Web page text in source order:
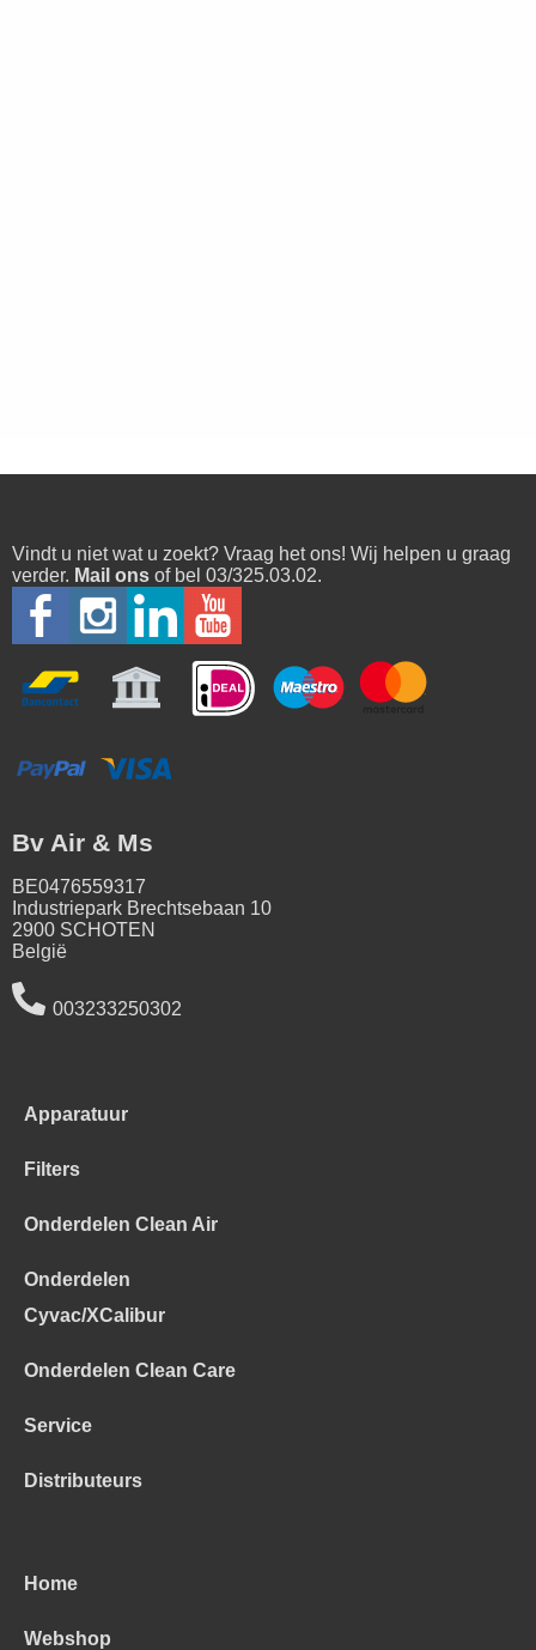
Vindt u niet wat u zoekt? Vraag het ons! Wij helpen u graag
verder. Mail ons of bel 03/325.03.02.
Bv Air & Ms
BE0476559317
Industriepark Brechtsebaan 10
2900 SCHOTEN
België
003233250302
Apparatuur
Filters
Onderdelen Clean Air
Onderdelen
Cyvac/XCalibur
Onderdelen Clean Care
Service
Distributeurs
Home
Webshop